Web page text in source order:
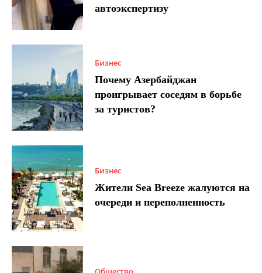
автоэкспертизу
Бизнес
Почему Азербайджан
проигрывает соседям в борьбе
за туристов?
Бизнес
Жители Sea Breeze жалуются на
очереди и переполненность